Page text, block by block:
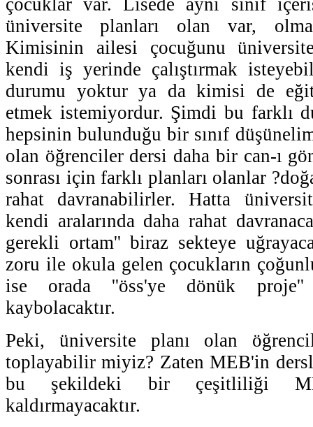
çocuklar var. Lisede aynı sınıf
üniversite planları olan var,
Kimisinin ailesi çocuğunu
kendi iş yerinde çalıştırmak
durumu yoktur ya da kimisi de
etmek istemiyordur. Şimdi bu farklı
hepsinin bulunduğu bir sınıf
olan öğrenciler dersi daha bir can-ı
sonrası için farklı planları olanlar
rahat davranabilirler. Hatta
kendi aralarında daha rahat
gerekli ortam'' biraz sekteye
zoru ile okula gelen çocukların
ise orada ''öss'ye dönük proje''
kaybolacaktır.
Peki, üniversite planı olan
toplayabilir miyiz? Zaten MEB'in
bu şekildeki bir çeşitliliği
kaldırmayacaktır.